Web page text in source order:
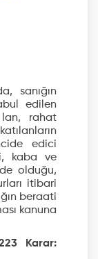
sanığın
edilen
rahat
edici
kaba ve
olduğu,
itibari
beraati
kanuna
Karar: